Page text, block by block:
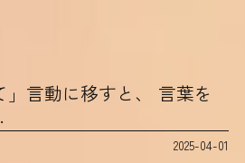
」言動に移すと、 言葉を
2025-04-01